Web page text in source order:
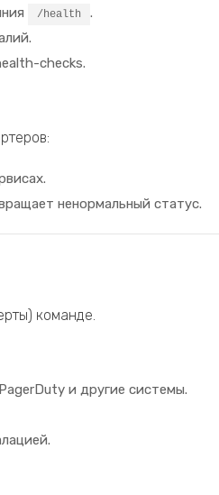
/health
.
checks.
ненормальный статус.
команде.
и другие системы.